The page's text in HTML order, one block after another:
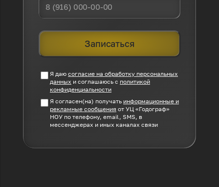
Записаться
Я даю согласие на обработку персональных
данных и соглашаюсь с политикой
конфиденциальности
Я согласен(на) получать информационные и
рекламные сообщения от УЦ «Годограф»
НОУ по телефону, email, SMS, в
мессенджерах и иных каналах связи